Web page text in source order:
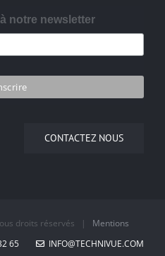
notre newsletter
CONTACTEZ NOUS
droits réservés | Mentions
32 65 INFO@TECHNIVUE.COM